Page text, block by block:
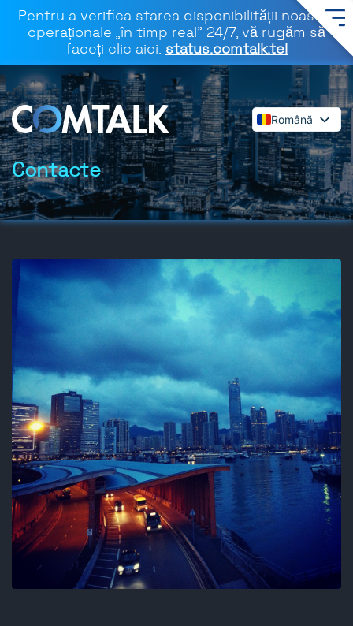
Pentru a verifica starea disponibilității noastre
operaționale „în timp real” 24/7, vă rugăm să
faceți clic aici: status.comtalk.tel
Română
English
Español
Deutsch
Français
Italiano
Svenska
Contacte